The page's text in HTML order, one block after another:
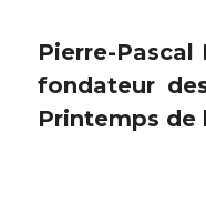
Pierre-
fondateur
Printemps de